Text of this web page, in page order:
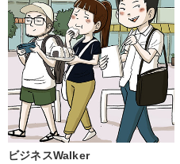
ビジネスWalker